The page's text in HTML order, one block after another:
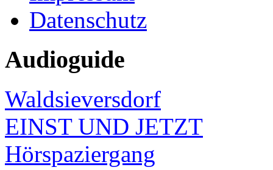
Datenschutz
Audioguide
Waldsieversdorf
EINST UND JETZT
Hörspaziergang